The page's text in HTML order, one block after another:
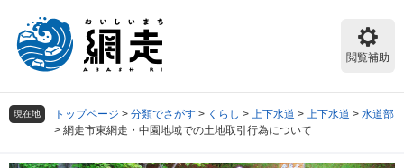
頭
で
飛
ば
て
閲覧補助
現在地 トップページ > 分類でさがす > くらし > 上下水道 > 上下水道 > 水道部
> 網走市東網走・中園地域での土地取引行為について